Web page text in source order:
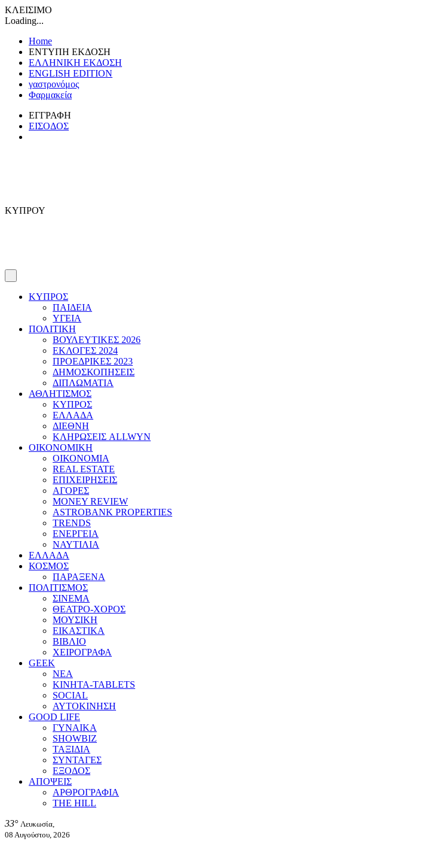
ΚΛΕΙΣΙΜΟ
Loading...
Home
ΕΝΤΥΠΗ ΕΚΔΟΣΗ
ΕΛΛΗΝΙΚΗ ΕΚΔΟΣΗ
ENGLISH EDITION
γαστρονόμος
Φαρμακεία
ΕΓΓΡΑΦΗ
ΕΙΣΟΔΟΣ
ΚΥΠΡΟΥ
ΚΥΠΡΟΣ
ΠΑΙΔΕΙΑ
ΥΓΕΙΑ
ΠΟΛΙΤΙΚΗ
ΒΟΥΛΕΥΤΙΚΕΣ 2026
ΕΚΛΟΓΕΣ 2024
ΠΡΟΕΔΡΙΚΕΣ 2023
ΔΗΜΟΣΚΟΠΗΣΕΙΣ
ΔΙΠΛΩΜΑΤΙΑ
ΑΘΛΗΤΙΣΜΟΣ
ΚΥΠΡΟΣ
ΕΛΛΑΔΑ
ΔΙΕΘΝΗ
ΚΛΗΡΩΣΕΙΣ ALLWYN
ΟΙΚΟΝΟΜΙΚΗ
ΟΙΚΟΝΟΜΙΑ
REAL ESTATE
ΕΠΙΧΕΙΡΗΣΕΙΣ
ΑΓΟΡΕΣ
MONEY REVIEW
ASTROBANK PROPERTIES
TRENDS
ΕΝΕΡΓΕΙΑ
ΝΑΥΤΙΛΙΑ
ΕΛΛΑΔΑ
ΚΟΣΜΟΣ
ΠΑΡΑΞΕΝΑ
ΠΟΛΙΤΙΣΜΟΣ
ΣΙΝΕΜΑ
ΘΕΑΤΡΟ-ΧΟΡΟΣ
ΜΟΥΣΙΚΗ
ΕΙΚΑΣΤΙΚΑ
ΒΙΒΛΙΟ
ΧΕΙΡΟΓΡΑΦΑ
GEEK
ΝΕΑ
ΚΙΝΗΤΑ-TABLETS
SOCIAL
ΑΥΤΟΚΙΝΗΣΗ
GOOD LIFE
ΓΥΝΑΙΚΑ
SHOWBIZ
ΤΑΞΙΔΙΑ
ΣΥΝΤΑΓΕΣ
ΕΞΟΔΟΣ
ΑΠΟΨΕΙΣ
ΑΡΘΡΟΓΡΑΦΙΑ
THE HILL
33° Λευκωσία,
08 Αυγούστου, 2026